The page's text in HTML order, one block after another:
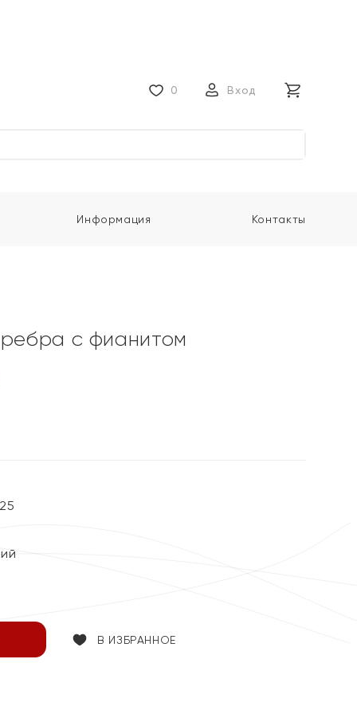
0 Вход
Информация Контакты
с фианитом
В ИЗБРАННОЕ